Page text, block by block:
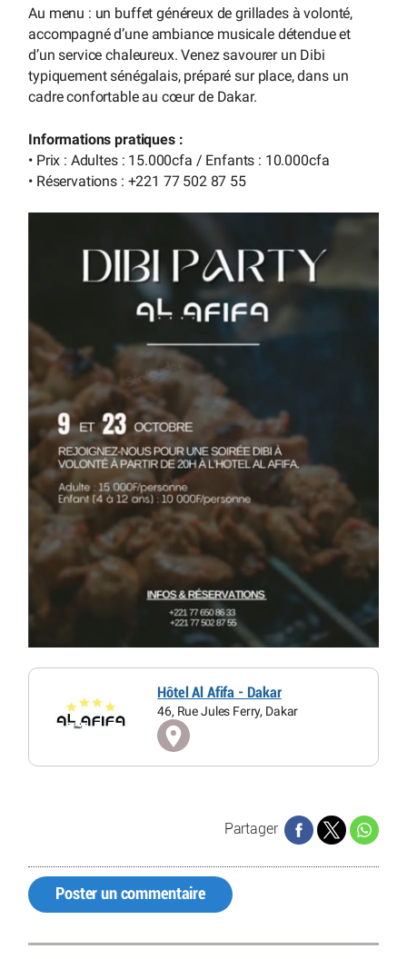
Au menu : un buffet généreux de grillades à volonté,
accompagné d’une ambiance musicale détendue et
d’un service chaleureux. Venez savourer un Dibi
typiquement sénégalais, préparé sur place, dans un
cadre confortable au cœur de Dakar.
Informations pratiques :
• Prix : Adultes : 15.000cfa / Enfants : 10.000cfa
• Réservations : +221 77 502 87 55
Hôtel Al Afifa - Dakar
46, Rue Jules Ferry, Dakar
Partager
Poster un commentaire